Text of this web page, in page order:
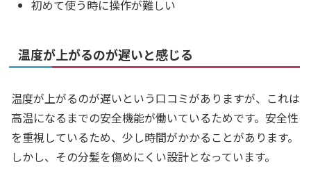
初めて使う時に操作が難しい
温度が上がるのが遅いと感じる
温度が上がるのが遅いという口コミがありますが、これは
高温になるまでの安全機能が働いているためです。安全性
を重視しているため、少し時間がかかることがあります。
しかし、その分髪を傷めにくい設計となっています。